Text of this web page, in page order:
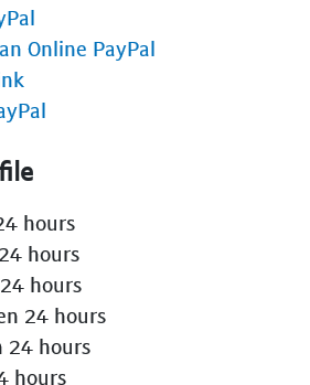
Online PayPal
hours
hours
hours
24 hours
24 hours
hours